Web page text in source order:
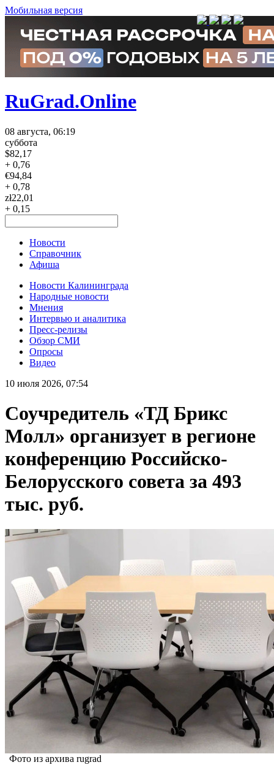
Мобильная версия
RuGrad.Online
08 августа, 06:19
суббота
$82,17
+ 0,76
€94,84
+ 0,78
zł22,01
+ 0,15
Новости
Справочник
Афиша
Новости Калининграда
Народные новости
Мнения
Интервью и аналитика
Пресс-релизы
Обзор СМИ
Опросы
Видео
10 июля 2026, 07:54
Соучредитель «ТД Брикс
Молл» организует в регионе
конференцию Российско-
Белорусского совета за 493
тыс. руб.
Фото из архива rugrad